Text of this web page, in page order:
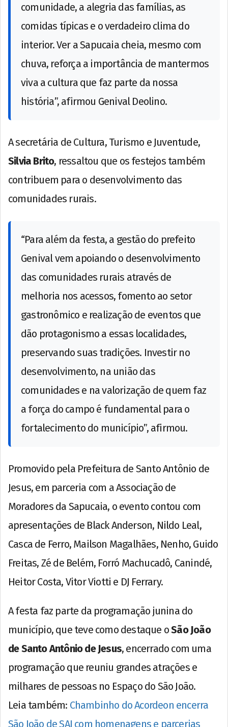
comunidade, a alegria das famílias, as
comidas típicas e o verdadeiro clima do
interior. Ver a Sapucaia cheia, mesmo com
chuva, reforça a importância de mantermos
viva a cultura que faz parte da nossa
história”, afirmou Genival Deolino.
A secretária de Cultura, Turismo e Juventude,
Silvia Brito, ressaltou que os festejos também
contribuem para o desenvolvimento das
comunidades rurais.
“Para além da festa, a gestão do prefeito
Genival vem apoiando o desenvolvimento
das comunidades rurais através de
melhoria nos acessos, fomento ao setor
gastronômico e realização de eventos que
dão protagonismo a essas localidades,
preservando suas tradições. Investir no
desenvolvimento, na união das
comunidades e na valorização de quem faz
a força do campo é fundamental para o
fortalecimento do município”, afirmou.
Promovido pela Prefeitura de Santo Antônio de
Jesus, em parceria com a Associação de
Moradores da Sapucaia, o evento contou com
apresentações de Black Anderson, Nildo Leal,
Casca de Ferro, Mailson Magalhães, Nenho, Guido
Freitas, Zé de Belém, Forró Machucadô, Canindé,
Heitor Costa, Vitor Viotti e DJ Ferrary.
A festa faz parte da programação junina do
município, que teve como destaque oSão João
de Santo Antônio de Jesus, encerrado com uma
programação que reuniu grandes atrações e
milhares de pessoas no Espaço do São João.
Leia também: Chambinho do Acordeon encerra
São João de SAJ com homenagens e parcerias